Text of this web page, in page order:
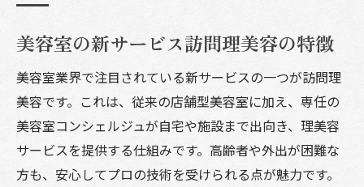
美容室の新サービス訪問理美容の特徴
美容室業界で注目されている新サービスの一つが訪問理
美容です。これは、従来の店舗型美容室に加え、専任の
美容室コンシェルジュが自宅や施設まで出向き、理美容
サービスを提供する仕組みです。高齢者や外出が困難な
方も、安心してプロの技術を受けられる点が魅力です。